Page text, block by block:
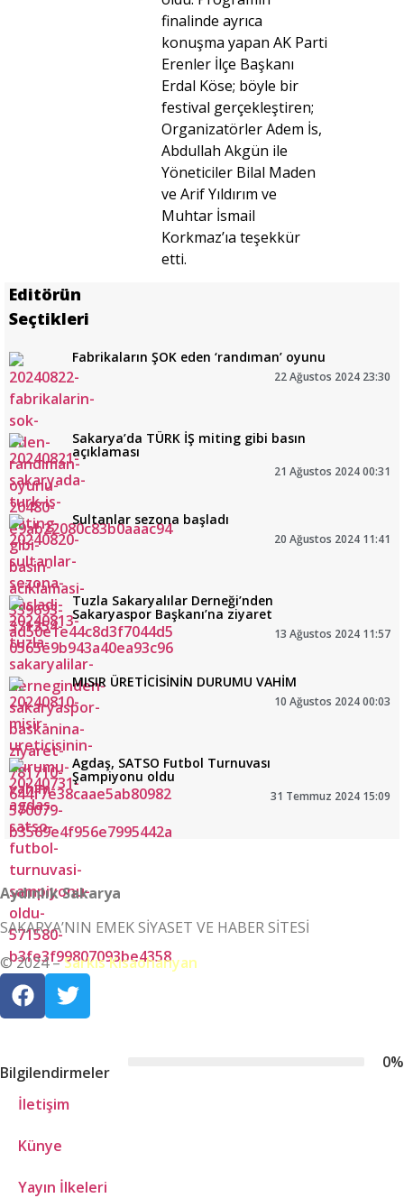
finalinde ayrıca
konuşma yapan AK Parti
Erenler İlçe Başkanı
Erdal Köse; böyle bir
festival gerçekleştiren;
Organizatörler Adem İs,
Abdullah Akgün ile
Yöneticiler Bilal Maden
ve Arif Yıldırım ve
Muhtar İsmail
Korkmaz’ıa teşekkür
etti.
Editörün
Seçtikleri
Fabrikaların ŞOK eden ‘randıman’ oyunu
22 Ağustos 2024 23:30
Sakarya’da TÜRK İŞ miting gibi basın
açıklaması
21 Ağustos 2024 00:31
Sultanlar sezona başladı
20 Ağustos 2024 11:41
Tuzla Sakaryalılar Derneği’nden
Sakaryaspor Başkanı’na ziyaret
13 Ağustos 2024 11:57
MISIR ÜRETİCİSİNİN DURUMU VAHİM
10 Ağustos 2024 00:03
Agdaş, SATSO Futbol Turnuvası
Şampiyonu oldu
31 Temmuz 2024 15:09
Aydınlık Sakarya
SAKARYA’NIN EMEK SİYASET VE HABER SİTESİ
© 2024 –Sarkis Kısaohanyan
Bilgilendirmeler
0%
İletişim
Künye
Yayın İlkeleri